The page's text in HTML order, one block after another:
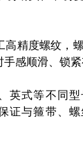
高精度螺纹，
感顺滑、锁紧
英式等不同
证与箍带、